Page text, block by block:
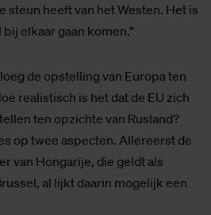
steun heeft van het Westen. Het is
elkaar gaan komen.”
de opstelling van Europa ten
realistisch is het dat de EU zich
ten opzichte van Rusland?
op twee aspecten. Allereerst de
van Hongarije, die geldt als
al lijkt daarin mogelijk een